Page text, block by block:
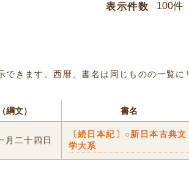
表示件数
できます。西暦、書名は同じものの一覧に
綱文） 書名
月二十四日
〔続日本紀〕○新日本古典文
学大系